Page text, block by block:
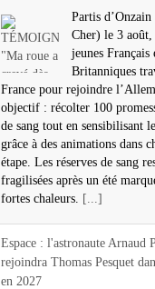
Partis
Cher) le 3 août,
jeunes Français
Britanniques
France pour rejoindre
objectif : récolter 100
de sang tout en sensibilisant
grâce à des animations dans
étape. Les réserves de sang
fragilisées après un été
fortes chaleurs.
[...]
Espace : l'astronaute Arnaud
rejoindra Thomas Pesquet
en 2027